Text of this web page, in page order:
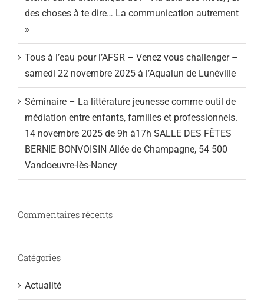
des choses à te dire… La communication autrement
»
Tous à l’eau pour l’AFSR – Venez vous challenger –
samedi 22 novembre 2025 à l’Aqualun de Lunéville
Séminaire – La littérature jeunesse comme outil de
médiation entre enfants, familles et professionnels.
14 novembre 2025 de 9h à17h SALLE DES FÊTES
BERNIE BONVOISIN Allée de Champagne, 54 500
Vandoeuvre-lès-Nancy
Commentaires récents
Catégories
Actualité